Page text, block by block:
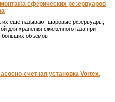
сферических резервуаров
их еще называют шаровые резервуары,
для хранения сжиженного газа при
больших объемов
счетная установка Vortex.